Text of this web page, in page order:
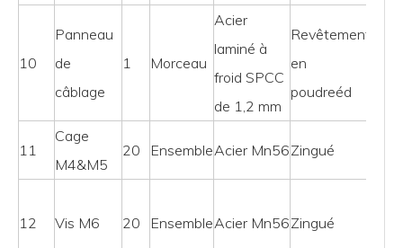
10
Panneau
de
câblage
1 Morceau
Acier
laminé à
froid SPCC
de 1,2 mm
Revêtement
en
poudreéd
11
Cage
M4&M5
20 EnsembleAcier Mn56Zingué
12 Vis M6 20 EnsembleAcier Mn56Zingué